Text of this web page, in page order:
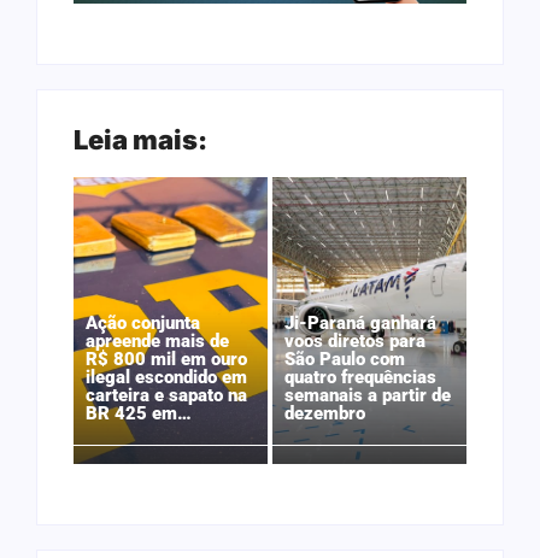
Leia mais:
Ação conjunta
apreende mais de
R$ 800 mil em ouro
ilegal escondido em
carteira e sapato na
BR 425 em…
Ji-Paraná ganhará
voos diretos para
São Paulo com
quatro frequências
semanais a partir de
dezembro